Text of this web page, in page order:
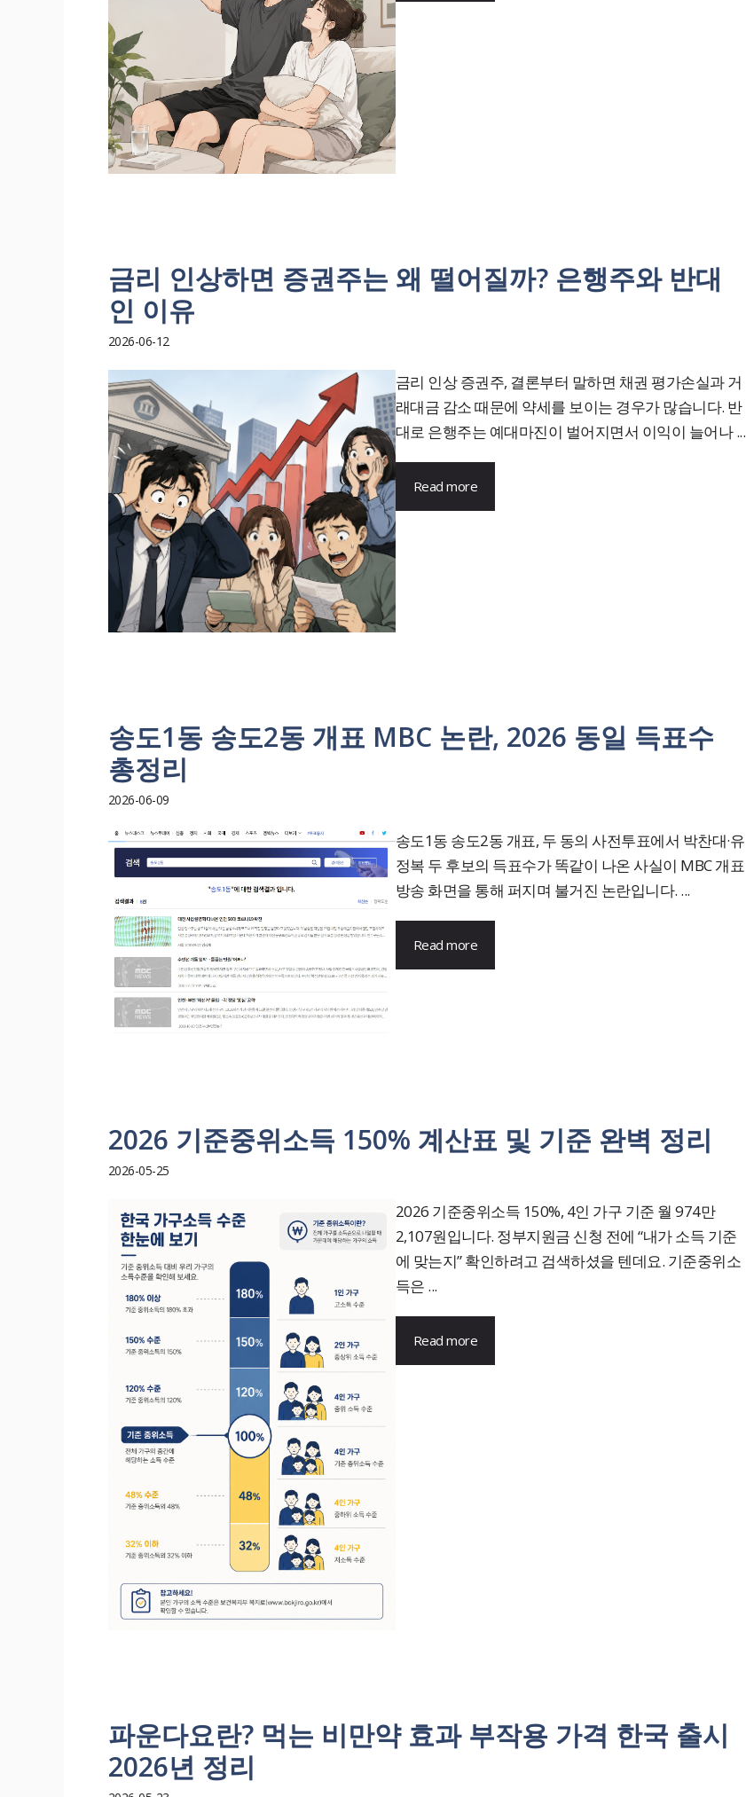
금리 인상하면 증권주는 왜 떨어질까? 은행주와 반대
인 이유
2026-06-12
금리 인상 증권주, 결론부터 말하면 채권 평가손실과 거
래대금 감소 때문에 약세를 보이는 경우가 많습니다. 반
대로 은행주는 예대마진이 벌어지면서 이익이 늘어나 ...
Read more
송도1동 송도2동 개표 MBC 논란, 2026 동일 득표수
총정리
2026-06-09
송도1동 송도2동 개표, 두 동의 사전투표에서 박찬대·유
정복 두 후보의 득표수가 똑같이 나온 사실이 MBC 개표
방송 화면을 통해 퍼지며 불거진 논란입니다. ...
Read more
2026 기준중위소득 150% 계산표 및 기준 완벽 정리
2026-05-25
2026 기준중위소득 150%, 4인 가구 기준 월 974만
2,107원입니다. 정부지원금 신청 전에 “내가 소득 기준
에 맞는지” 확인하려고 검색하셨을 텐데요. 기준중위소
득은 ...
Read more
파운다요란? 먹는 비만약 효과 부작용 가격 한국 출시
2026년 정리